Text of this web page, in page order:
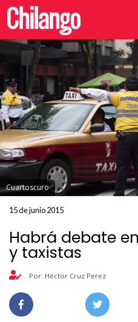
Cuartoscuro
15 de junio 2015
Habrá debate
y taxistas
Por: Héctor Cruz Perez